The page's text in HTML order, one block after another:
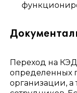
Переход на
определенных
организации, а